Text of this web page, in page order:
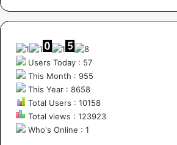
Users Today : 57
This Month : 955
This Year : 8658
Total Users : 10158
Total views : 123923
Who's Online : 1